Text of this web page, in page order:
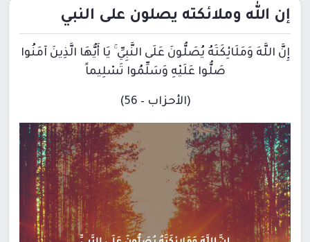
إن الله وملائكته يصلون على النبي
إِنَّ اللَّهَ وَمَلَائِكَتَهُ يُصَلُّونَ عَلَى النَّبِيِّ ۚ يَا أَيُّهَا الَّذِينَ آمَنُوا
صَلُّوا عَلَيْهِ وَسَلِّمُوا تَسْلِيماً
(الأحزاب – 56)